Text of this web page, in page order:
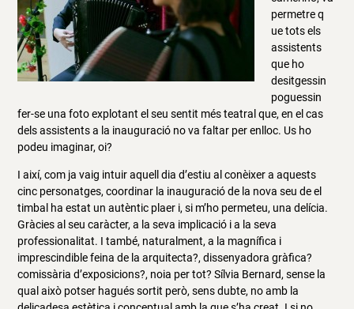
permetre q
ue tots els
assistents
que ho
desitgessin
poguessin
fer-se una foto explotant el seu sentit més teatral que, en el cas
dels assistents a la inauguració no va faltar per enlloc. Us ho
podeu imaginar, oi?
I així, com ja vaig intuir aquell dia d’estiu al conèixer a aquests
cinc personatges, coordinar la inauguració de la nova seu de el
timbal ha estat un autèntic plaer i, si m’ho permeteu, una delícia.
Gràcies al seu caràcter, a la seva implicació i a la seva
professionalitat. I també, naturalment, a la magnífica i
imprescindible feina de la arquitecta?, dissenyadora gràfica?
comissària d’exposicions?, noia per tot? Sílvia Bernard, sense la
qual això potser hagués sortit però, sens dubte, no amb la